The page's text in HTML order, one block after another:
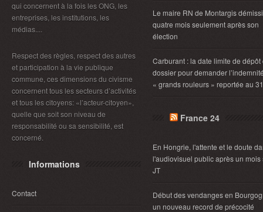
qui concernent à la fois les ONG, les
entreprises, les institutions, les
médias....
Respect des règles, respect des autres
et participation à la vie publique
commune, ces dimensions du civisme
concernent tous les secteurs d’activités
et tous les citoyens: «l’acteur-citoyen»,
quelle que soit son niveau de
responsabilité ou sa sensibilité, est
concerné.
Informations
Contact
Le maire RN de Montargis
quatre mois seulement après son
élection
Carburant : la date limite de dépôt
dossier pour demander
« grands rouleurs » reportée au
France 24
En Hongrie, l'attente et le doute
l'audiovisuel public après un mois
JT
Début des vendanges en
un nouveau record de précocité